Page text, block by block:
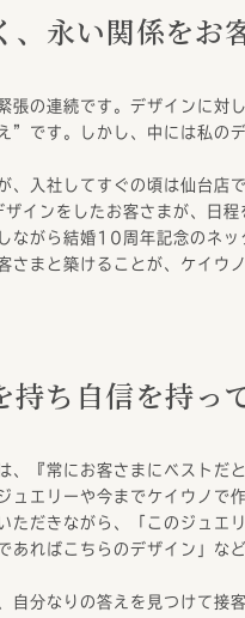
永い関係をお
張の連続です。デザインに
”です。しかし、中には私の
、入社してすぐの頃は仙台
インをしたお客さまが、日
ながら結婚10周年記念のネッ
さまと築けることが、ケイウ
持ち 自信を持っ
『常にお客さまにベストだ
ュエリーや今までケイウノで
ただきながら、「このジュエ
あればこちらのデザイン」な
自分なりの答えを見つけて